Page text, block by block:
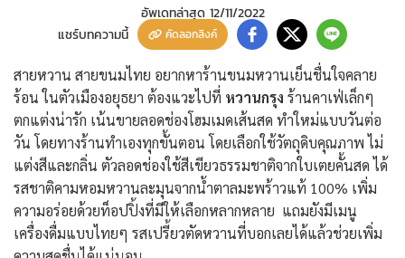
อัพเดทล่าสุด 12/11/2022
แชร์บทความนี้
คัดลอกลิงค์
สายหวาน สายขนมไทย อยากหาร้านขนมหวานเย็นชื่นใจคลาย
ร้อน ในตัวเมืองอยุธยา ต้องแวะไปที่ หวานกรุง ร้านคาเฟ่เล็กๆ
ตกแต่งน่ารัก เน้นขายลอดช่องโฮมเมดเส้นสด ทำใหม่แบบวันต่อ
วัน โดยทางร้านทำเองทุกขั้นตอน โดยเลือกใช้วัตถุดิบคุณภาพ ไม่
แต่งสีและกลิ่น ตัวลอดช่องใช้สีเขียวธรรมชาติจากใบเตยคั้นสด ได้
รสชาติคามหอมหวานละมุนจากน้ำตาลมะพร้าวแท้ 100% เพิ่ม
ความอร่อยด้วยท็อปปิ้งที่มีให้เลือกหลากหลาย แถมยังมีเมนู
เครื่องดื่มแบบไทยๆ รสเปรี้ยวตัดหวานที่บอกเลยได้แล้วช่วยเพิ่ม